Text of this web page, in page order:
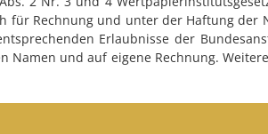
für Rechnung und unter der Haftung der
Erlaubnisse der
Namen und auf eigene Rechnung.